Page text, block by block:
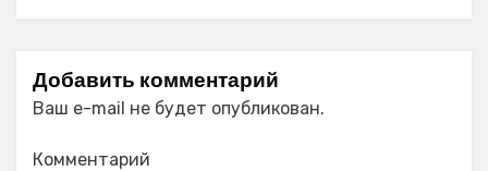
Добавить комментарий
Ваш e-mail не будет опубликован.
Комментарий